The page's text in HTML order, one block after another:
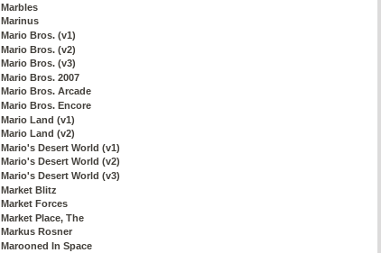
Marbles
Marinus
Mario Bros. (v1)
Mario Bros. (v2)
Mario Bros. (v3)
Mario Bros. 2007
Mario Bros. Arcade
Mario Bros. Encore
Mario Land (v1)
Mario Land (v2)
Mario's Desert World (v1)
Mario's Desert World (v2)
Mario's Desert World (v3)
Market Blitz
Market Forces
Market Place, The
Markus Rosner
Marooned In Space